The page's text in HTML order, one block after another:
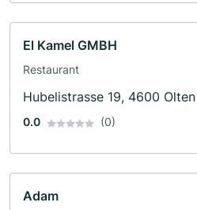
El Kamel GMBH
Restaurant
Hubelistrasse 19, 4600 Olten
0.0 (0)
Adam